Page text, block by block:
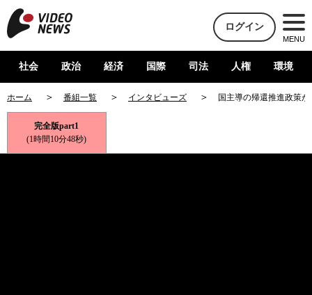
ログイン
MENU
社会 政治 経済 国際 司法 人権 環境
ホーム 番組一覧 インタビューズ 国主導の帰還推進政策
完全版part1
(1時間10分48秒)